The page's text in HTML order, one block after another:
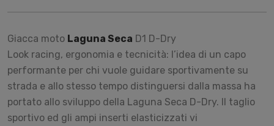
Giacca moto Laguna Seca D1 D-Dry
Look racing, ergonomia e tecnicità: l’idea di un capo
performante per chi vuole guidare sportivamente su
strada e allo stesso tempo distinguersi dalla massa ha
portato allo sviluppo della Laguna Seca D-Dry. Il taglio
sportivo ed gli ampi inserti elasticizzati vi